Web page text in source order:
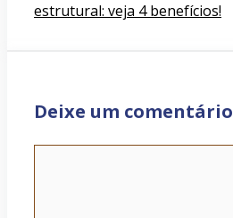
estrutural: veja 4 benefícios!
Deixe um comentário